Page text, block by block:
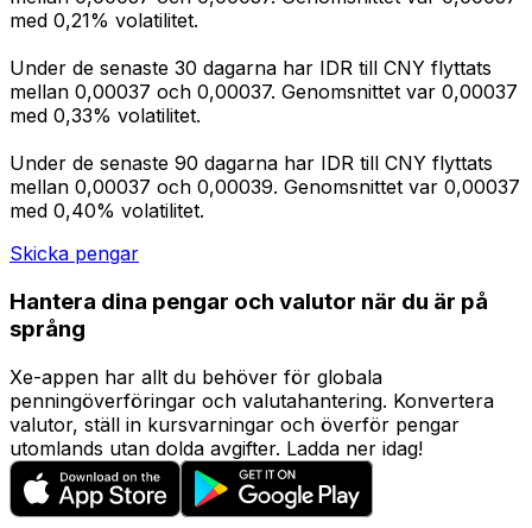
med 0,21% volatilitet.
Under de senaste 30 dagarna har IDR till CNY flyttats
mellan 0,00037 och 0,00037. Genomsnittet var 0,00037
med 0,33% volatilitet.
Under de senaste 90 dagarna har IDR till CNY flyttats
mellan 0,00037 och 0,00039. Genomsnittet var 0,00037
med 0,40% volatilitet.
Skicka pengar
Hantera dina pengar och valutor när du är på
språng
Xe-appen har allt du behöver för globala
penningöverföringar och valutahantering. Konvertera
valutor, ställ in kursvarningar och överför pengar
utomlands utan dolda avgifter. Ladda ner idag!